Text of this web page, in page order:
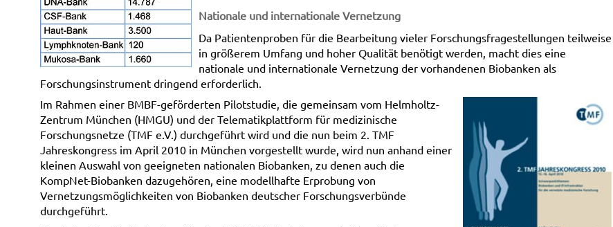
Nationale und internationale Vernetzung
Da Patientenproben für die Bearbeitung vieler Forschungsfragestellungen teilweise
in größerem Umfang und hoher Qualität benötigt werden, macht dies eine
nationale und internationale Vernetzung der vorhandenen Biobanken als
Forschungsinstrument dringend erforderlich.
Im Rahmen einer BMBF-geförderten Pilotstudie, die gemeinsam vom Helmholtz-
Zentrum München (HMGU) und der Telematikplattform für medizinische
Forschungsnetze (TMF e.V.) durchgeführt wird und die nun beim 2. TMF
Jahreskongress im April 2010 in München vorgestellt wurde, wird nun anhand einer
kleinen Auswahl von geeigneten nationalen Biobanken, zu denen auch die
KompNet-Biobanken dazugehören, eine modellhafte Erprobung von
Vernetzungsmöglichkeiten von Biobanken deutscher Forschungsverbünde
durchgeführt.